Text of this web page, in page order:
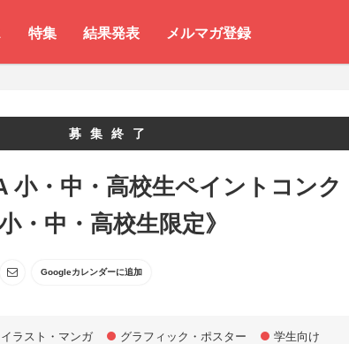
特集 結果発表 メルマガ登録
募集終了
小・中・高校生ペイントコンク
・中・高校生限定》
Googleカレンダーに追加
イラスト・マンガ グラフィック・ポスター 学生向け